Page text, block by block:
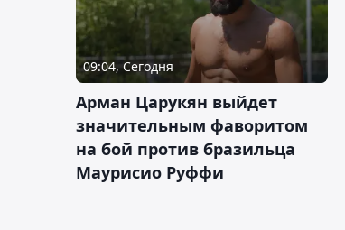
09:04, Сегодня
Арман Царукян выйдет
значительным фаворитом
на бой против бразильца
Маурисио Руффи